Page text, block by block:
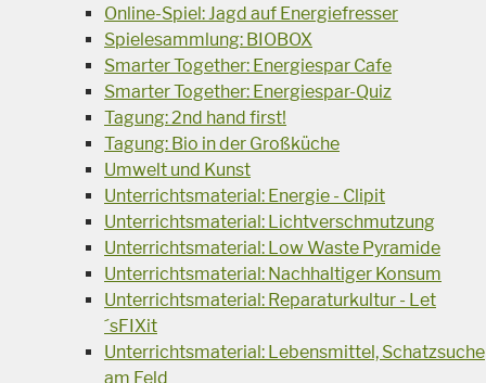
Online-Spiel: Jagd auf Energiefresser
Spielesammlung: BIOBOX
Smarter Together: Energiespar Cafe
Smarter Together: Energiespar-Quiz
Tagung: 2nd hand first!
Tagung: Bio in der Großküche
Umwelt und Kunst
Unterrichtsmaterial: Energie - Clipit
Unterrichtsmaterial: Lichtverschmutzung
Unterrichtsmaterial: Low Waste Pyramide
Unterrichtsmaterial: Nachhaltiger Konsum
Unterrichtsmaterial: Reparaturkultur - Let
´sFIXit
Unterrichtsmaterial: Lebensmittel, Schatzsuche
am Feld